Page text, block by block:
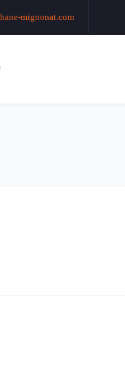
mignonat.com